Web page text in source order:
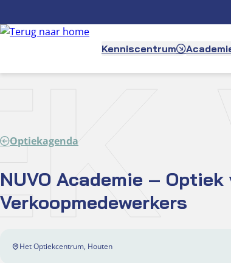
naar
de
Kenniscentrum
Optiekagenda
NUVO Academie – Optiek
Verkoopmedewerkers
Het Optiekcentrum, Houten